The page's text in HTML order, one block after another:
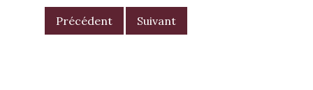
NAVIGATION
Précédent Suivant